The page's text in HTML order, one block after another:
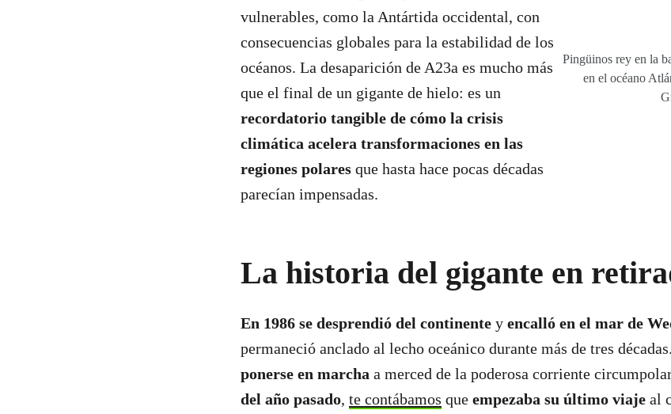
vulnerables, como la Antártida occidental, con
consecuencias globales para la estabilidad de los
océanos. La desaparición de A23a es mucho más
que el final de un gigante de hielo: es un
recordatorio tangible de cómo la crisis
climática acelera transformaciones en las
regiones polares que hasta hace pocas décadas
parecían impensadas.
Pingüinos rey en la
en el océano
La historia del gigante en
En 1986 se desprendió del continente y encalló en el mar de
permaneció anclado al lecho oceánico durante más de tres décadas.
ponerse en marcha a merced de la poderosa corriente
del año pasado, te contábamos que empezaba su último viaje al